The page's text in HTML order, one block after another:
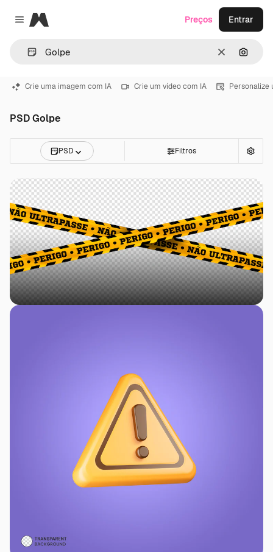
Close menu
Magnific
Limpar
Preços Entrar
Crie uma imagem com IA Crie um vídeo com IA Personalize
PSD Golpe
PSD Filtros